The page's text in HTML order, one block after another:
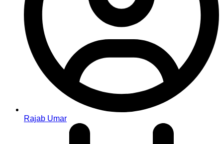
Rajab Umar